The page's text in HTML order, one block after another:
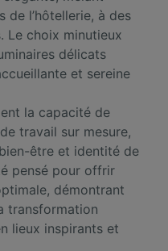
de l’hôtellerie, à des
Le choix minutieux
délicats
et sereine
la capacité de
travail sur mesure,
être et identité de
pensé pour offrir
démontrant
transformation
lieux inspirants et